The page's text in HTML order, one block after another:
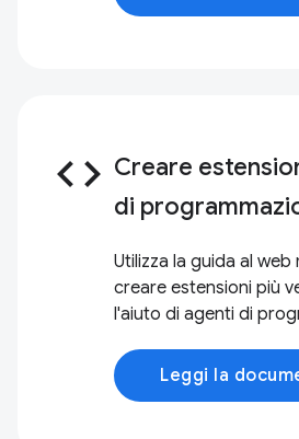
code Creare
di
Utilizza la guida al
creare estensioni più
l'aiuto di agenti di
Leggi la